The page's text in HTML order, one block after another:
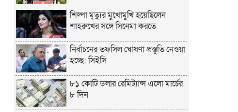
শিল্পা মৃত্যুর মুখোমুখি হয়েছিলেন
শাহরুখের সঙ্গে সিনেমা করতে
নির্বাচনের তফসিল ঘোষণা প্রস্তুতি নেওয়া
হচ্ছে: সিইসি
৮১ কোটি ডলার রেমিট্যান্স এলো মার্চের
৮ দিন